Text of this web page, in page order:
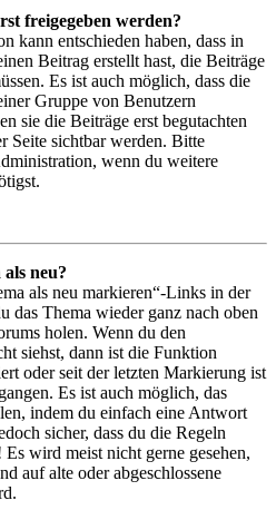
freigegeben werden?
kann entschieden haben, dass in
Beitrag erstellt hast, die Beiträge
Es ist auch möglich, dass die
Gruppe von Benutzern
sie die Beiträge erst begutachten
Seite sichtbar werden. Bitte
wenn du weitere
neu?
als neu markieren“-Links in der
das Thema wieder ganz nach oben
holen. Wenn du den
siehst, dann ist die Funktion
oder seit der letzten Markierung ist
Es ist auch möglich, das
indem du einfach eine Antwort
sicher, dass du die Regeln
Es wird meist nicht gerne gesehen,
auf alte oder abgeschlossene